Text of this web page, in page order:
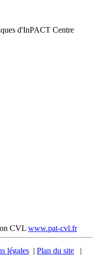
d'InPACT Centre
CVL www.pat-cvl.fr
légales | Plan du site |